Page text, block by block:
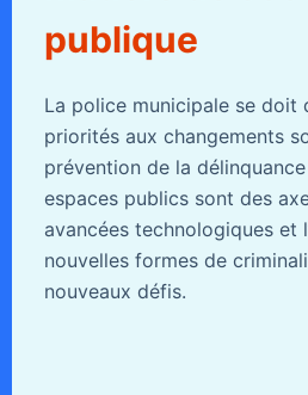
publique
La police municipale se doit
priorités aux changements
prévention de la
espaces publics sont des
avancées technologiques et
nouvelles formes de
nouveaux défis.